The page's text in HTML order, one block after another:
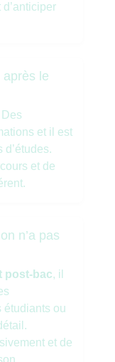
après le
Des
et il est
et de
n’a pas
post-bac, il
étudiants ou
et de